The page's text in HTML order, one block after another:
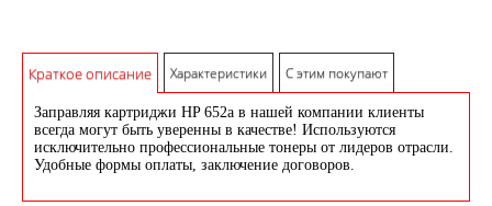
Краткое описание
Заправляя картриджи HP 652a в нашей компании клиенты
всегда могут быть уверенны в качестве! Используются
исключительно профессиональные тонеры от лидеров отрасли.
Удобные формы оплаты, заключение договоров.
Характеристики С этим покупают